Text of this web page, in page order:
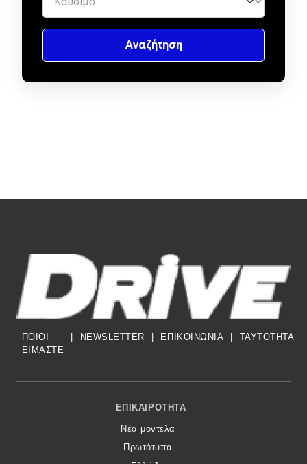
ΠΟΙΟΙ
ΕΙΜΑΣΤΕ
| NEWSLETTER | ΕΠΙΚΟΙΝΩΝΙΑ | TAYTOTHTA
Footer Menu
ΕΠΙΚΑΙΡΌΤΗΤΑ
Νέα μοντέλα
Πρωτότυπα